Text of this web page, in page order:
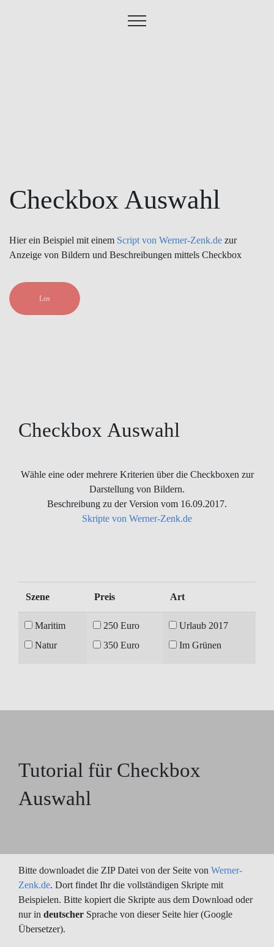
Checkbox Auswahl
Hier ein Beispiel mit einem Script von Werner-Zenk.de zur
Anzeige von Bildern und Beschreibungen mittels Checkbox
Los
Checkbox Auswahl
Wähle eine oder mehrere Kriterien über die Checkboxen zur
Darstellung von Bildern.
Beschreibung zu der Version vom 16.09.2017.
Skripte von Werner-Zenk.de
Szene Preis Art
Maritim
Natur
250 Euro
350 Euro
Urlaub 2017
Im Grünen
Tutorial für Checkbox
Auswahl
Bitte downloadet die ZIP Datei von der Seite von Werner-
Zenk.de. Dort findet Ihr die vollständigen Skripte mit
Beispielen. Bitte kopiert die Skripte aus dem Download oder
nur in deutscher Sprache von dieser Seite hier (Google
Übersetzer).